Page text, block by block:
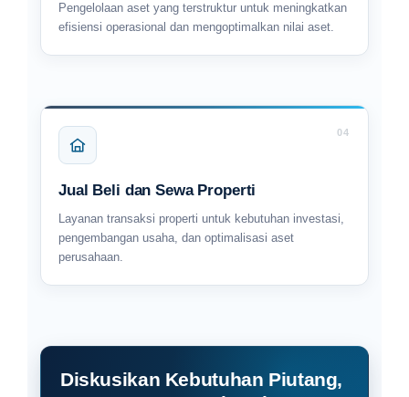
Pengelolaan aset yang terstruktur untuk meningkatkan
efisiensi operasional dan mengoptimalkan nilai aset.
04
Jual Beli dan Sewa Properti
Layanan transaksi properti untuk kebutuhan investasi,
pengembangan usaha, dan optimalisasi aset
perusahaan.
Diskusikan Kebutuhan Piutang,